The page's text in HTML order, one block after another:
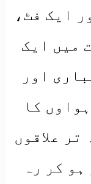
ایک فٹ،
میں ایک
اور
کا
علاقوں
کر رہ